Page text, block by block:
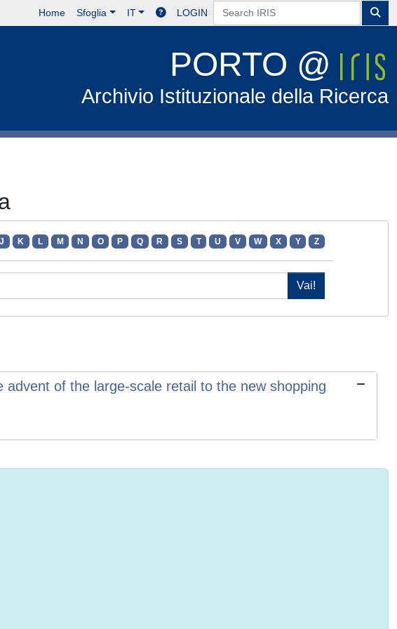
Home Sfoglia IT LOGIN
PORTO @
Archivio Istituzionale della Ricerca
J K L M N O P Q R S T U V W X Y Z
of the large-scale retail to the new shopping